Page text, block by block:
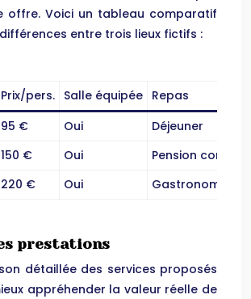
offre. Voici un tableau comparatif
entre trois lieux fictifs :
Prix/pers. Salle équipée Repas
95 € Oui
Déjeuner
150 € Oui
Pension
220 € Oui Gastronomique
prestations
détaillée des services proposés
appréhender la valeur réelle de